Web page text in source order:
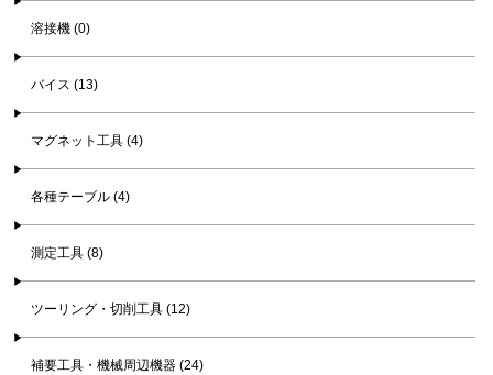
溶接機 (0)
バイス (13)
マグネット工具 (4)
各種テーブル (4)
測定工具 (8)
ツーリング・切削工具 (12)
補要工具・機械周辺機器 (24)